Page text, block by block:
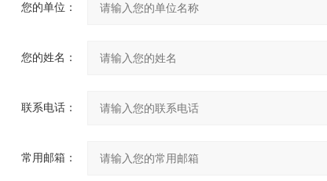
您的单位：
您的姓名：
联系电话：
常用邮箱：